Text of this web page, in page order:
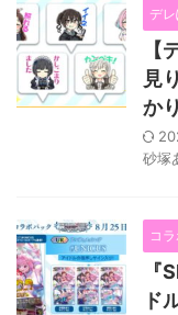
デ
【
見
か
砂塚
コ
『
ド